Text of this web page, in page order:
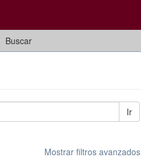
Buscar
Ir
Mostrar filtros avanzados